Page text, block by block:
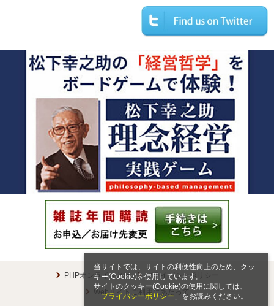
当サイトでは、サイトの利便性向上のため、クッ
キー(Cookie)を使用しています。
サイトのクッキー(Cookie)の使用に関しては、
「 プライバシーポリシー 」をお読みください。
PHPオンラインとは
プライバシーポリシー
Webサイトご利用にあたって